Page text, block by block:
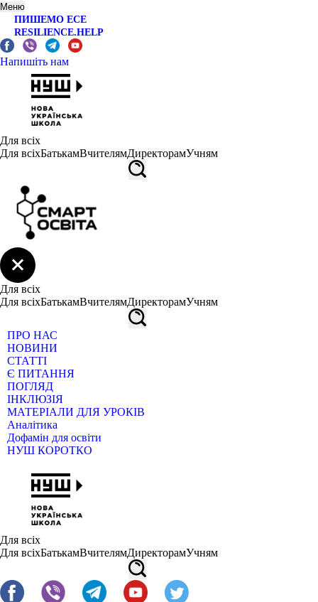
Меню
ПИШЕМО ЕСЕ
RESILIENCE.HELP
Напишіть нам
Для всіх
Для всіхБатькамВчителямДиректорамУчням
Для всіх
Для всіхБатькамВчителямДиректорамУчням
ПРО НАС
НОВИНИ
СТАТТІ
Є ПИТАННЯ
ПОГЛЯД
ІНКЛЮЗІЯ
МАТЕРІАЛИ ДЛЯ УРОКІВ
Аналітика
Дофамін для освіти
НУШ КОРОТКО
Для всіх
Для всіхБатькамВчителямДиректорамУчням